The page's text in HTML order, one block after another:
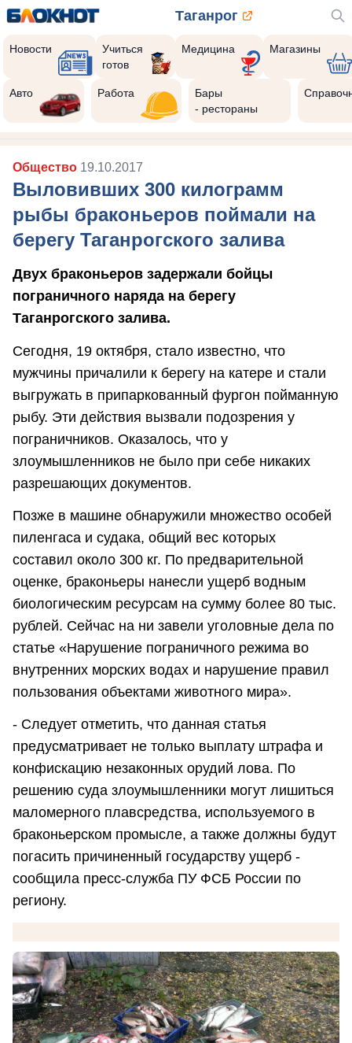
Таганрог
Новости
Учиться
готов
Медицина Магазины
Авто Работа
Бары
- рестораны
Общество 19.10.2017
Выловивших 300 килограмм
рыбы браконьеров поймали на
берегу Таганрогского залива
Двух браконьеров задержали бойцы
пограничного наряда на берегу
Таганрогского залива.
Сегодня, 19 октября, стало известно, что
мужчины причалили к берегу на катере и стали
выгружать в припаркованный фургон пойманную
рыбу. Эти действия вызвали подозрения у
пограничников. Оказалось, что у
злоумышленников не было при себе никаких
разрешающих документов.
Позже в машине обнаружили множество особей
пиленгаса и судака, общий вес которых
составил около 300 кг. По предварительной
оценке, браконьеры нанесли ущерб водным
биологическим ресурсам на сумму более 80 тыс.
рублей. Сейчас на ни завели уголовные дела по
статье «Нарушение пограничного режима во
внутренних морских водах и нарушение правил
пользования объектами животного мира».
- Следует отметить, что данная статья
предусматривает не только выплату штрафа и
конфискацию незаконных орудий лова. По
решению суда злоумышленники могут лишиться
маломерного плавсредства, используемого в
браконьерском промысле, а также должны будут
погасить причиненный государству ущерб -
сообщила пресс-служба ПУ ФСБ России по
региону.